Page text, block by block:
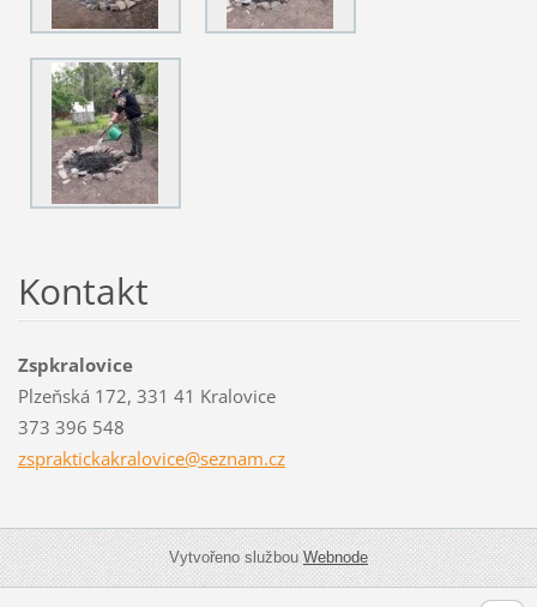
Kontakt
Zspkralovice
Plzeňská 172, 331 41 Kralovice
373 396 548
zspraktickakralovice@seznam.cz
Vytvořeno službouWebnode